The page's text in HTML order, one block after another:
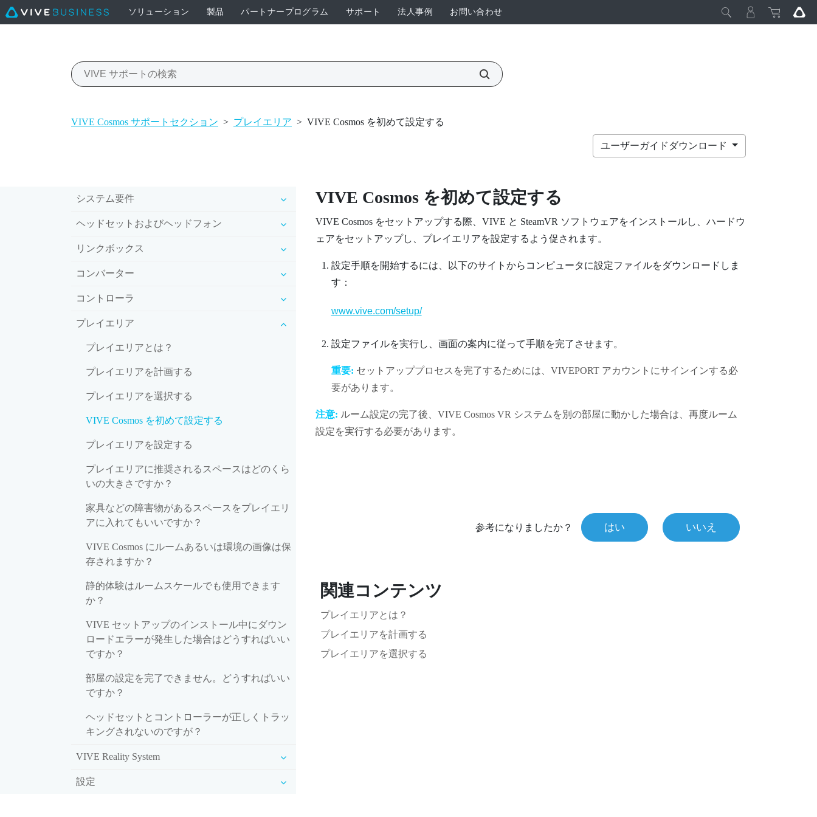
ソリューション 製品 パートナープログラム サポート 法人事例 お問い合わせ
VIVE Cosmos サポートセクション > プレイエリア > VIVE Cosmos を初めて設定する
ユーザーガイドダウンロード
システム要件
ヘッドセットおよびヘッドフォン
リンクボックス
コンバーター
コントローラ
プレイエリア
プレイエリアとは？
プレイエリアを計画する
プレイエリアを選択する
VIVE Cosmos を初めて設定する
プレイエリアを設定する
プレイエリアに推奨されるスペースはどのくら
いの大きさですか？
家具などの障害物があるスペースをプレイエリ
アに入れてもいいですか？
VIVE Cosmos にルームあるいは環境の画像は保
存されますか？
静的体験はルームスケールでも使用できます
か？
VIVE セットアップのインストール中にダウン
ロードエラーが発生した場合はどうすればいい
ですか？
部屋の設定を完了できません。どうすればいい
ですか？
ヘッドセットとコントローラーが正しくトラッ
キングされないのですが？
VIVE Reality System
設定
VIVE Cosmosを初めて設定する
VIVE Cosmosをセットアップする際、 VIVE と SteamVR ソフトウェアをインストールし、ハードウ
ェアをセットアップし、プレイエリアを設定するよう促されます。
設定手順を開始するには、以下のサイトからコンピュータに設定ファイルをダウンロードしま
す：
www.vive.com/setup/
設定ファイルを実行し、画面の案内に従って手順を完了させます。
重要: セットアッププロセスを完了するためには、 VIVEPORTアカウントにサインインする必
要があります。
注意: ルーム設定の完了後、 VIVE CosmosVR システムを別の部屋に動かした場合は、再度ルーム
設定を実行する必要があります。
参考になりましたか？ はい いいえ
関連コンテンツ
プレイエリアとは？
プレイエリアを計画する
プレイエリアを選択する